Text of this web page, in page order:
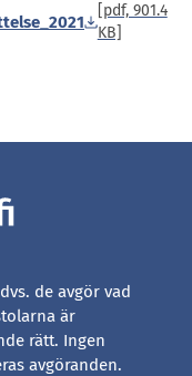
[pdf, 901.4
KB]
de avgör vad
är
rätt. Ingen
avgöranden.